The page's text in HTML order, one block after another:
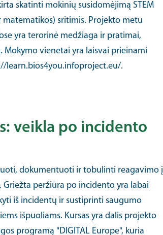
skatinti mokinių susidomėjimą STEM
sritimis. Projekto metu
yra terorinė medžiaga ir pratimai,
Mokymo vienetai yra laisvai prieinami
learn.bios4you.infoproject.eu/.
veikla po incidento
dokumentuoti ir tobulinti reagavimo į
peržiūra po incidento yra labai
iš incidentų ir sustiprinti saugumo
išpuoliams. Kursas yra dalis projekto
programą "DIGITAL Europe", kuria